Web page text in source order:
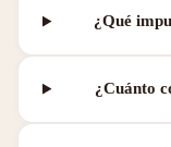
¿Qué
¿Cuánto